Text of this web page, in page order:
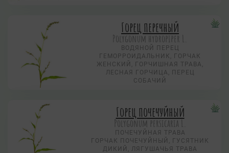
Горец перечный
Polygonum hydropiper L.
ВОДЯНОЙ ПЕРЕЦ
ГЕМОРРОИДАЛЬНИК, ГОРЧАК
ЖЕНСКИЙ, ГОРЧИШНАЯ ТРАВА,
ЛЕСНАЯ ГОРЧИЦА, ПЕРЕЦ
СОБАЧИЙ
Горец почечуйный
Polygonum persicaria L.
ПОЧЕЧУЙНАЯ ТРАВА
ГОРЧАК ПОЧЕЧУЙНЫЙ, ГУСЯТНИК
ДИКИЙ, ЛЯГУШАЧЬЯ ТРАВА